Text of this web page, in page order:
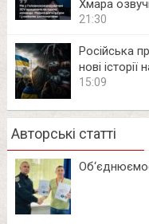
Хмара
21:30
Російська
нові історії
15:09
Авторські статті